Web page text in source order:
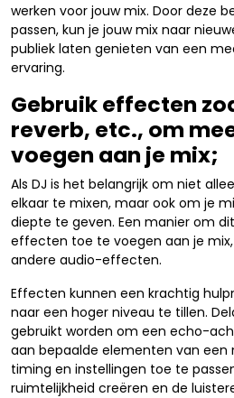
werken voor jouw mix. Door deze
passen, kun je jouw mix naar
publiek laten genieten van een
ervaring.
Gebruik effecten
reverb, etc., om
voegen aan je mix;
Als DJ is het belangrijk om niet
elkaar te mixen, maar ook om je
diepte te geven. Een manier om
effecten toe te voegen aan je mix,
andere audio-effecten.
Effecten kunnen een krachtig
naar een hoger niveau te tillen.
gebruikt worden om een echo-
aan bepaalde elementen van een
timing en instellingen toe te
ruimtelijkheid creëren en de